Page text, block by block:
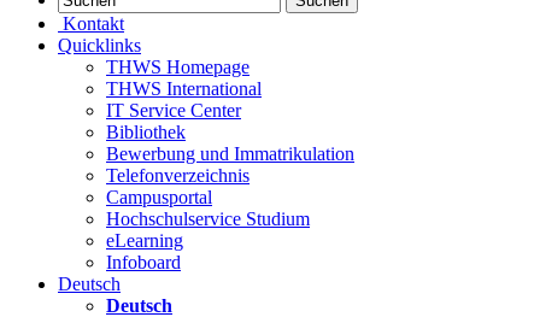
Kontakt
Quicklinks
THWS Homepage
THWS International
IT Service Center
Bibliothek
Bewerbung und Immatrikulation
Telefonverzeichnis
Campusportal
Hochschulservice Studium
eLearning
Infoboard
Deutsch
Deutsch